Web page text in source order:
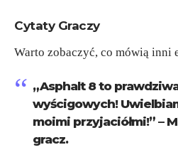
Cytaty Graczy
Warto zobaczyć, co mówią inni
„Asphalt 8 to
wyścigowych!
moimi przyjaciółmi!” –
gracz.